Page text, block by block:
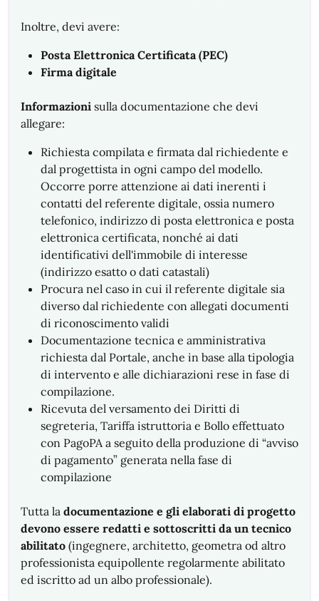
Inoltre, devi avere:
Posta Elettronica Certificata (PEC)
Firma digitale
Informazioni sulla documentazione che devi
allegare:
Richiesta compilata e firmata dal richiedente e
dal progettista in ogni campo del modello.
Occorre porre attenzione ai dati inerenti i
contatti del referente digitale, ossia numero
telefonico, indirizzo di posta elettronica e posta
elettronica certificata, nonché ai dati
identificativi dell'immobile di interesse
(indirizzo esatto o dati catastali)
Procura nel caso in cui il referente digitale sia
diverso dal richiedente con allegati documenti
di riconoscimento validi
Documentazione tecnica e amministrativa
richiesta dal Portale, anche in base alla tipologia
di intervento e alle dichiarazioni rese in fase di
compilazione.
Ricevuta del versamento dei Diritti di
segreteria, Tariffa istruttoria e Bollo effettuato
con PagoPA a seguito della produzione di “avviso
di pagamento” generata nella fase di
compilazione
Tutta la documentazione e gli elaborati di progetto
devono essere redatti e sottoscritti da un tecnico
abilitato (ingegnere, architetto, geometra od altro
professionista equipollente regolarmente abilitato
ed iscritto ad un albo professionale).